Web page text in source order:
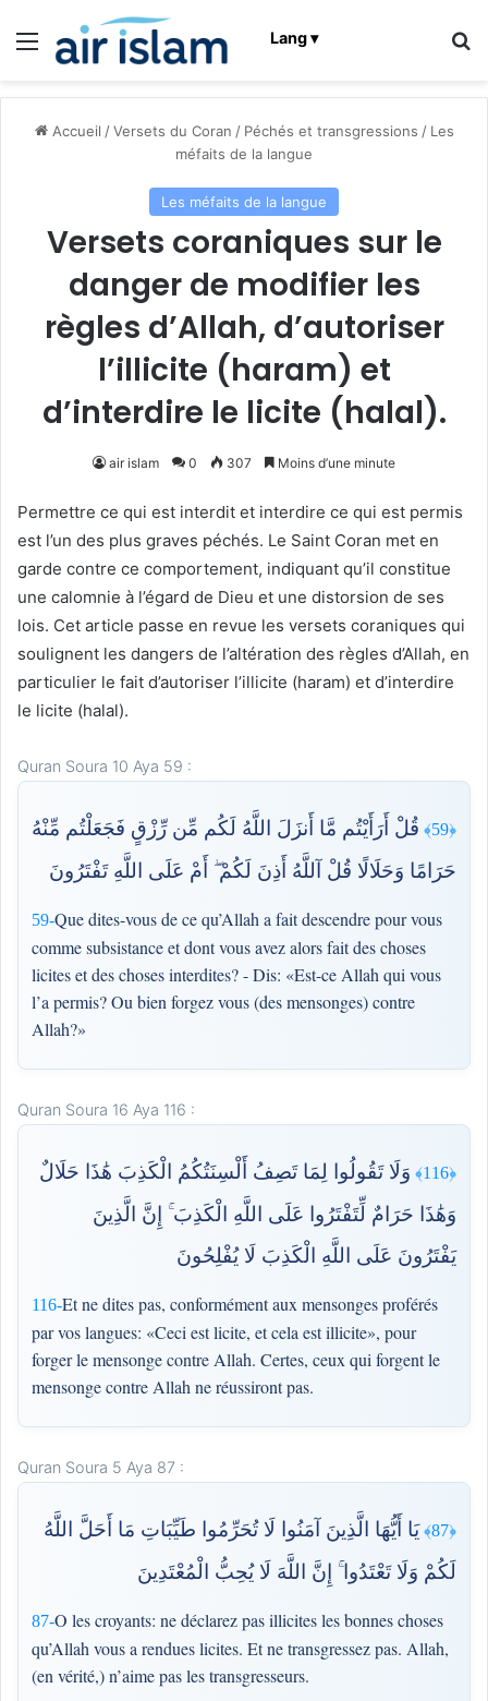
Menu Lang ▾
Accueil / Versets du Coran / Péchés et transgressions / Les
méfaits de la langue
Les méfaits de la langue
Versets coraniques sur le
danger de modifier les
règles d’Allah, d’autoriser
l’illicite (haram) et
d’interdire le licite (halal).
air islam 0 307 Moins d’une minute
Permettre ce qui est interdit et interdire ce qui est permis
est l’un des plus graves péchés. Le Saint Coran met en
garde contre ce comportement, indiquant qu’il constitue
une calomnie à l’égard de Dieu et une distorsion de ses
lois. Cet article passe en revue les versets coraniques qui
soulignent les dangers de l’altération des règles d’Allah, en
particulier le fait d’autoriser l’illicite (haram) et d’interdire
le licite (halal).
Quran Soura 10 Aya 59 :
﴿59﴾
قُلْ أَرَأَيْتُم مَّا أَنزَلَ اللَّهُ لَكُم مِّن رِّزْقٍ فَجَعَلْتُم مِّنْهُ
حَرَامًا وَحَلَالًا قُلْ آللَّهُ أَذِنَ لَكُمْ ۖ أَمْ عَلَى اللَّهِ تَفْتَرُونَ
59-Que dites-vous de ce qu’Allah a fait descendre pour vous
comme subsistance et dont vous avez alors fait des choses
licites et des choses interdites? - Dis: «Est-ce Allah qui vous
l’a permis? Ou bien forgez vous (des mensonges) contre
Allah?»
Quran Soura 16 Aya 116 :
﴿116﴾
وَلَا تَقُولُوا لِمَا تَصِفُ أَلْسِنَتُكُمُ الْكَذِبَ هَٰذَا حَلَالٌ
وَهَٰذَا حَرَامٌ لِّتَفْتَرُوا عَلَى اللَّهِ الْكَذِبَ ۚ إِنَّ الَّذِينَ
يَفْتَرُونَ عَلَى اللَّهِ الْكَذِبَ لَا يُفْلِحُونَ
116-Et ne dites pas, conformément aux mensonges proférés
par vos langues: «Ceci est licite, et cela est illicite», pour
forger le mensonge contre Allah. Certes, ceux qui forgent le
mensonge contre Allah ne réussiront pas.
Quran Soura 5 Aya 87 :
﴿87﴾
يَا أَيُّهَا الَّذِينَ آمَنُوا لَا تُحَرِّمُوا طَيِّبَاتِ مَا أَحَلَّ اللَّهُ
لَكُمْ وَلَا تَعْتَدُوا ۚ إِنَّ اللَّهَ لَا يُحِبُّ الْمُعْتَدِينَ
87-O les croyants: ne déclarez pas illicites les bonnes choses
qu’Allah vous a rendues licites. Et ne transgressez pas. Allah,
(en vérité,) n’aime pas les transgresseurs.